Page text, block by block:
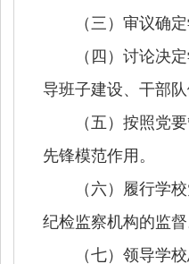
（三）审议确定
（四）讨论决定学
导班子建设、干部
（五）按照党要管
先锋模范作用。
（六）履行学校党
纪检监察机构的监督
（七）领导学校